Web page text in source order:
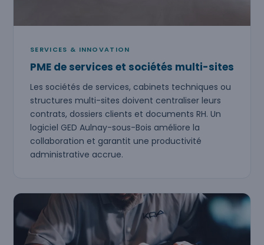
SERVICES & INNOVATION
PME de services et sociétés multi-sites
Les sociétés de services, cabinets techniques ou
structures multi-sites doivent centraliser leurs
contrats, dossiers clients et documents RH. Un
logiciel GED Aulnay-sous-Bois améliore la
collaboration et garantit une productivité
administrative accrue.